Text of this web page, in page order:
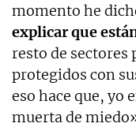
momento he
explicar que
resto de sectores
protegidos con
eso hace que, yo
muerta de